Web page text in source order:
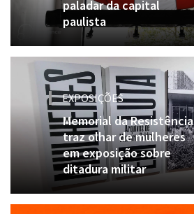
paladar da capital
paulista
EXPOSIÇÕES
Memorial da Resistência
traz olhar de mulheres
em exposição sobre
ditadura militar